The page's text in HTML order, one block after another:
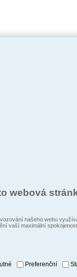
webová
našeho webu
vaší maximální
Preferenční